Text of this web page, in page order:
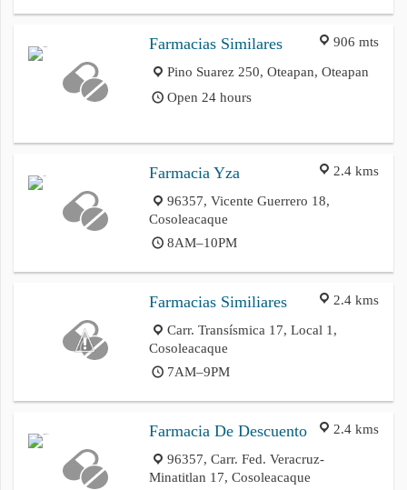
906 mts
Farmacias Similares
Pino Suarez 250, Oteapan, Oteapan
Open 24 hours
2.4 kms
Farmacia Yza
96357, Vicente Guerrero 18,
Cosoleacaque
8AM–10PM
2.4 kms
Farmacias Similiares
Carr. Transísmica 17, Local 1,
Cosoleacaque
7AM–9PM
2.4 kms
Farmacia De Descuento
96357, Carr. Fed. Veracruz-
Minatitlan 17, Cosoleacaque